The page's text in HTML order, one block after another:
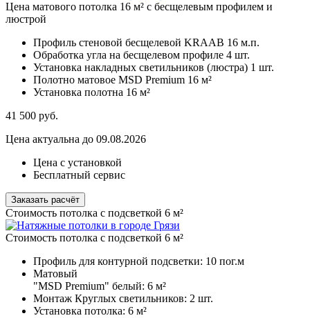
Цена матового потолка 16 м² с бесщелевым профилем и
люстрой
Профиль стеновой бесщелевой KRAAB 16 м.п.
Обработка угла на бесщелевом профиле 4 шт.
Установка накладных светильников (люстра) 1 шт.
Полотно матовое MSD Premium 16 м²
Установка полотна 16 м²
41 500 руб.
Цена актуальна до 09.08.2026
Цена с установкой
Бесплатный сервис
Заказать расчёт
Стоимость потолка с подсветкой 6 м²
Стоимость потолка с подсветкой 6 м²
Профиль для контурной подсветки: 10 пог.м
Матовый
"MSD Premium" белый: 6 м²
Монтаж Круглых светильников: 2 шт.
Установка потолка: 6 м²